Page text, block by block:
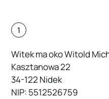
1
Witek ma oko Witold
Kasztanowa 22
34-122 Nidek
NIP: 5512526759